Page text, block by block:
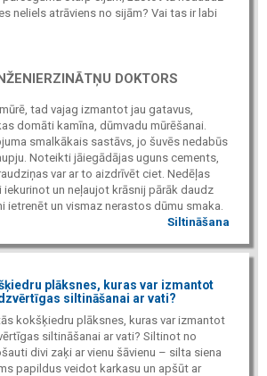
neliels atrāviens no sijām? Vai tas ir labi
DOKTORS
tad vajag izmantot jau gatavus,
domāti kamīna, dūmvadu mūrēšanai.
smalkākais sastāvs, jo šuvēs nedabūs
Noteikti jāiegādājas uguns cements,
var ar to aizdrīvēt ciet. Nedēļas
iekurinot un neļaujot krāsnij pārāk daudz
ietrenēt un vismaz nerastos dūmu smaka.
Siltināšana
plāksnes, kuras var izmantot
siltināšanai ar vati?
kokšķiedru plāksnes, kuras var izmantot
siltināšanai ar vati? Siltinot no
divi zaķi ar vienu šāvienu – silta siena
papildus veidot karkasu un apšūt ar